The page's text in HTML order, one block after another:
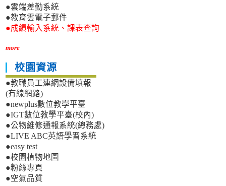
●雲端差勤系統
●教育雲電子郵件
●成績輸入系統、課表查詢
more
校園資源
●教職員工連網設備填報
(有線網路)
●newplus數位教學平臺
●IGT數位教學平臺(校內)
●公物維修通報系統(總務處)
●LIVE ABC英語學習系統
●easy test
●校園植物地圖
●粉絲專頁
●空氣品質